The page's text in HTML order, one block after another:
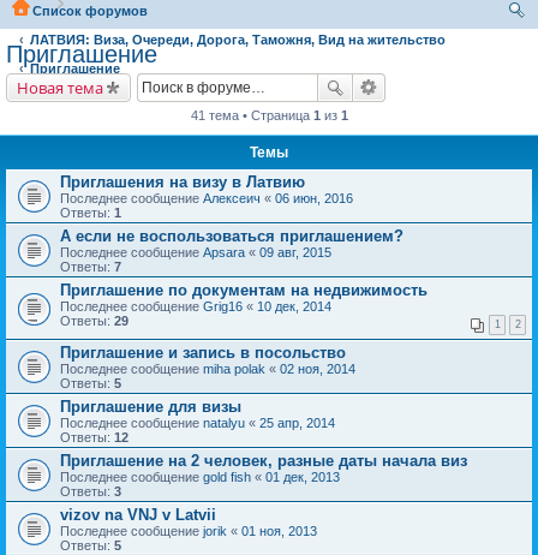
Список форумов
ЛАТВИЯ: Виза, Очереди, Дорога, Таможня, Вид на жительство
Приглашение
Приглашение
Новая тема
41 тема • Страница 1 из 1
Темы
Приглашения на визу в Латвию
Последнее сообщение Алексеич « 06 июн, 2016
Ответы: 1
А если не воспользоваться приглашением?
Последнее сообщение Apsara « 09 авг, 2015
Ответы: 7
Приглашение по документам на недвижимость
Последнее сообщение Grig16 « 10 дек, 2014
Ответы: 29 1 2
Приглашение и запись в посольство
Последнее сообщение miha polak « 02 ноя, 2014
Ответы: 5
Приглашение для визы
Последнее сообщение natalyu « 25 апр, 2014
Ответы: 12
Приглашение на 2 человек, разные даты начала виз
Последнее сообщение gold fish « 01 дек, 2013
Ответы: 3
vizov na VNJ v Latvii
Последнее сообщение jorik « 01 ноя, 2013
Ответы: 5